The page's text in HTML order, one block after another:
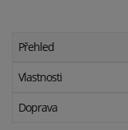
Přehled
Vlastnosti
Doprava